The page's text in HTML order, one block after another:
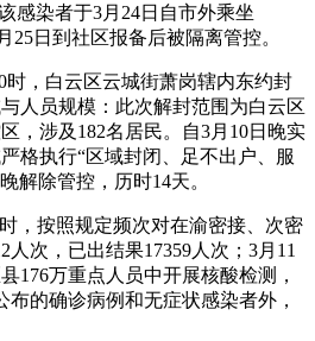
感染者于3月24日自市外乘坐
25日到社区报备后被隔离管控。
时，白云区云城街萧岗辖内东约封
人员规模：此次解封范围为白云区
，涉及182名居民。自3月10日晚实
格执行“区域封闭、足不出户、服
解除管控，历时14天。
，按照规定频次对在渝密接、次密
人次，已出结果17359人次；3月11
176万重点人员中开展核酸检测，
布的确诊病例和无症状感染者外，